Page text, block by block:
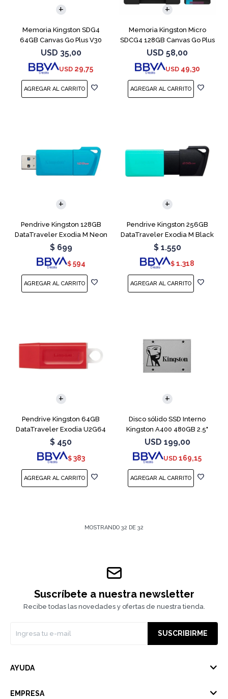
Memoria Kingston SDG4
64GB Canvas Go Plus V30
USD 35,00
USD 29,75
Memoria Kingston Micro
SDCG4 128GB Canvas Go Plus
V30
USD 58,00
USD 49,30
Pendrive Kingston 128GB
DataTraveler Exodia M Neon
Blue
$ 699
$ 594
Pendrive Kingston 256GB
DataTraveler Exodia M Black
Teal
$ 1.550
$ 1.318
Pendrive Kingston 64GB
DataTraveler Exodia U2G64
Red
$ 450
$ 383
Disco sólido SSD Interno
Kingston A400 480GB 2.5"
SATA 3
USD 199,00
USD 169,15
MOSTRANDO 32 DE 32
Suscríbete a nuestra newsletter
Recibe todas las novedades y ofertas de nuestra tienda.
SUSCRIBIRME
AYUDA
EMPRESA